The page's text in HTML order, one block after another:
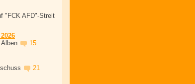
"FCK AFD"-Streit
15
21